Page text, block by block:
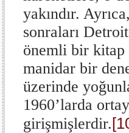
yakındır.
sonraları
önemli bir kitap
manidar bir
üzerinde
1960’larda
girişmişlerdir.